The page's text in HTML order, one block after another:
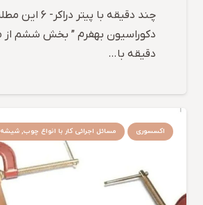
چند دقیقه با پیتر
دکوراسیون بهفرم ” بخش ششم از
دقیقه با…
اکسسوری مسائل اجرائی کار با انواع چوب,